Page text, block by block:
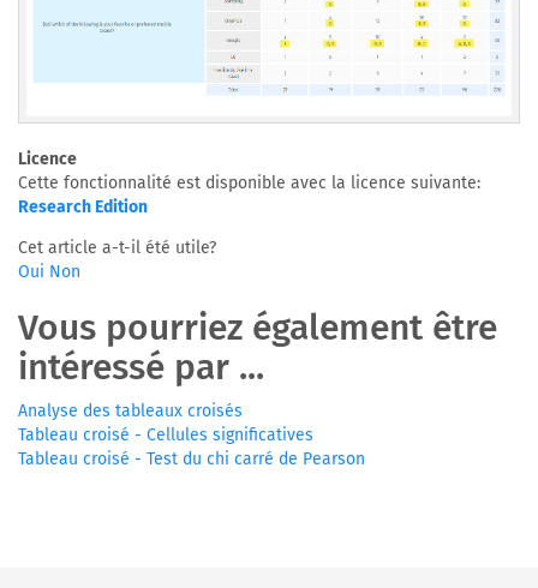
Licence
Cette fonctionnalité est disponible avec la licence suivante:
Research Edition
Cet article a-t-il été utile?
Oui Non
Vous pourriez également être
intéressé par ...
Analyse des tableaux croisés
Tableau croisé - Cellules significatives
Tableau croisé - Test du chi carré de Pearson